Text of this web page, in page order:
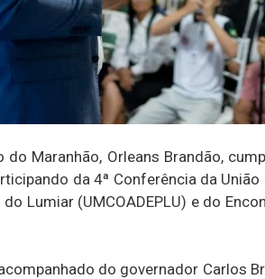
do Maranhão, Orleans Brandão,
da 4ª Conferência da
Lumiar (UMCOADEPLU) e do
do governador Carlos